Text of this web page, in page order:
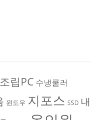
조립PC 수냉쿨러
윈도우 지포스 SSD 내